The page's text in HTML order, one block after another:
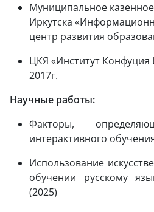
Муниципальное
Иркутска
центр развития
ЦКЯ «Институт Конфуция
2017г.
Научные работы:
Факторы,
интерактивного
Использование
обучении русскому
(2025)